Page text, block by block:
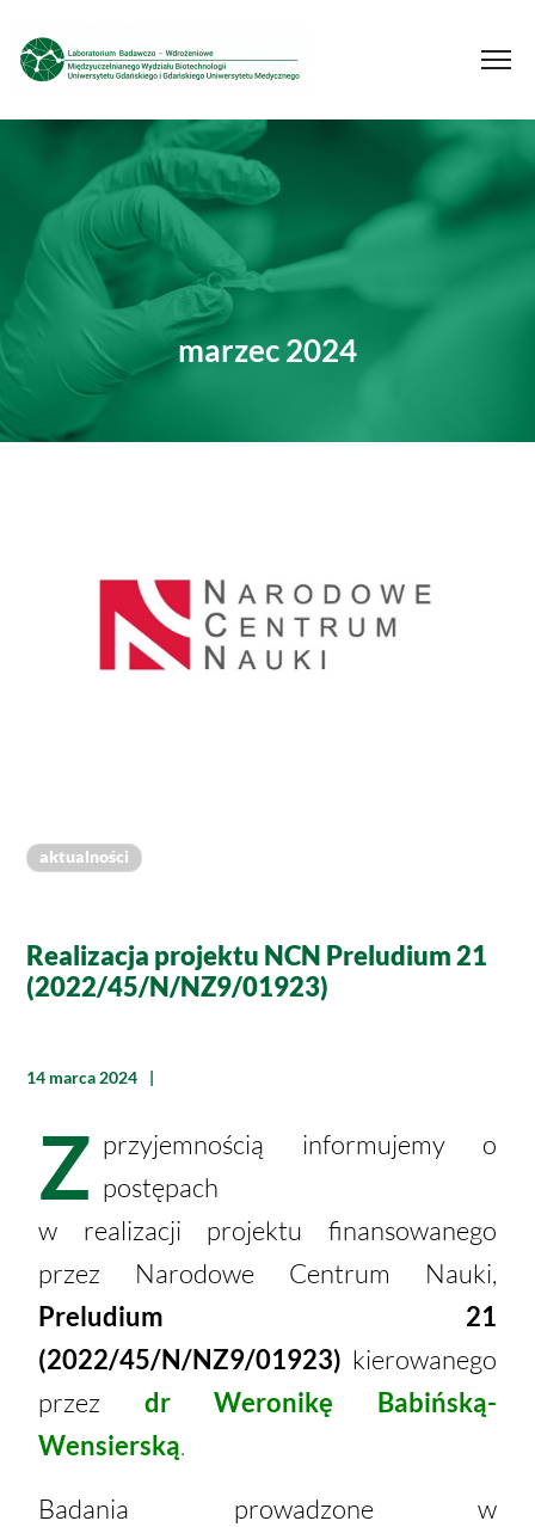
marzec 2024
aktualności
Realizacja projektu NCN Preludium 21
(2022/45/N/NZ9/01923)
14 marca 2024
Z przyjemnością informujemy o
postępach
w realizacji projektu finansowanego
przez Narodowe Centrum Nauki,
Preludium 21
(2022/45/N/NZ9/01923) kierowanego
przez dr Weronikę Babińską-
Wensierską.
Badania prowadzone w